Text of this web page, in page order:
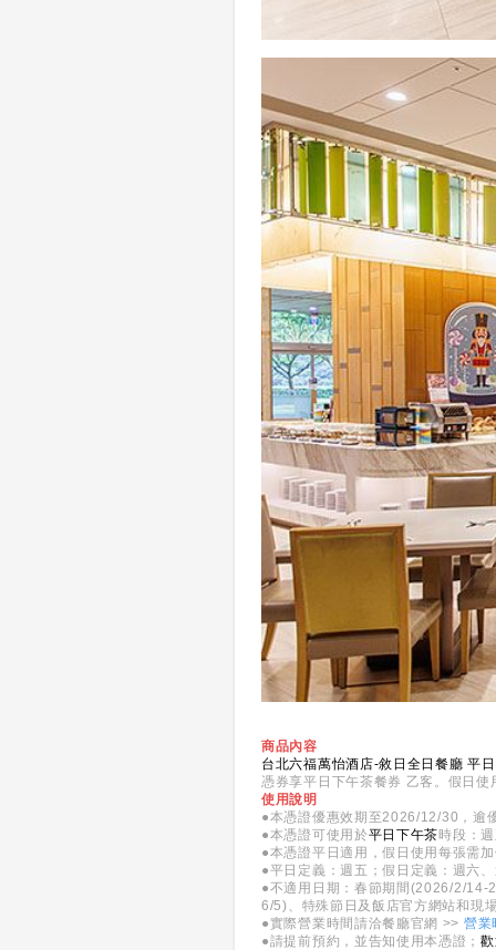
商品內容
台北六福萬怡酒店-敘日全日餐廳 平
憑券享平日下午茶餐券 乙客。假日
使用說明
●本憑證優惠效期至2026/12/30，逾
●本憑證可使用於平日下午茶時段：
●本憑證平日適用，假日使用每張需
●平日定義：週五；假日定義：週六
●不適用日期：春節期間(2026/2/
6/5)、特殊節日及飯店官方網站和現
●實際營業時間請洽餐廳官網 >> 營業
●請提前預約，並告知使用本憑證；